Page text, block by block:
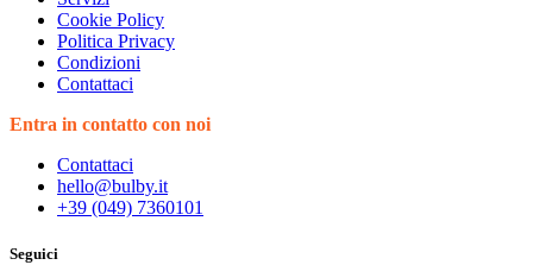
Cookie Policy
Politica Privacy
Condizioni
Contattaci
Entra in contatto con noi
Contattaci
hello@bulby.it
+39 (049) 7360101
Seguici